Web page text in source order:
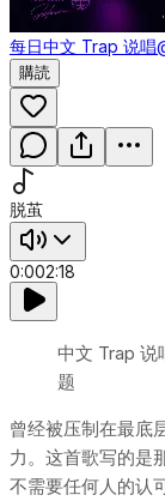
每日中文 Trap 说唱
購読
脱茧
0:002:18
中文 Trap 说
题
曾经被压制在最底
力。这首歌写的是
不需要任何人的认